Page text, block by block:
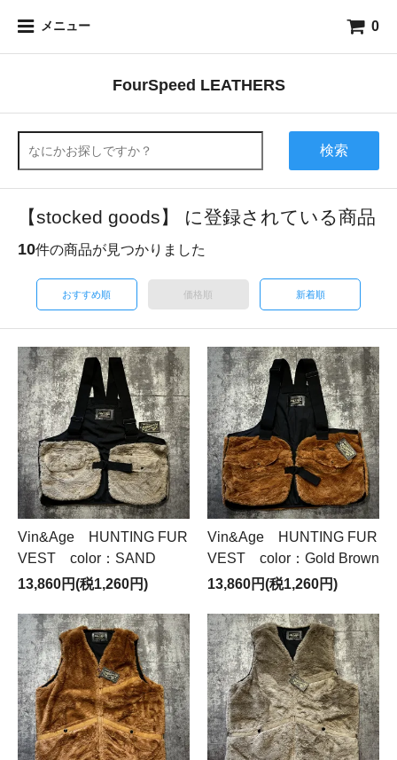
メニュー 0
FourSpeed LEATHERS
検索
【stocked goods】 に登録されている商品
10件の商品が見つかりました
おすすめ順 価格順 新着順
Vin&Age HUNTING FUR
VEST color：SAND
13,860円(税1,260円)
Vin&Age HUNTING FUR
VEST color：Gold Brown
13,860円(税1,260円)